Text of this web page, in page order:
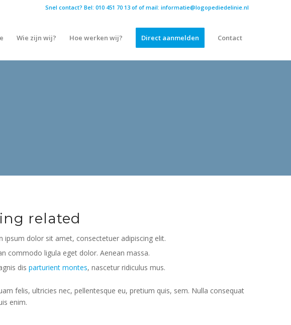
Snel contact? Bel: 010 451 70 13 ofof mail: informatie@logopediedelinie.nl
Wie zijn wij? Hoe werken wij? Direct aanmelden Contact
related
ipsum dolor sit amet, consectetuer adipiscing elit.
commodo ligula eget dolor. Aenean massa.
disparturient montes, nascetur ridiculus mus.
felis, ultricies nec, pellentesque eu, pretium quis, sem. Nulla consequat
enim.